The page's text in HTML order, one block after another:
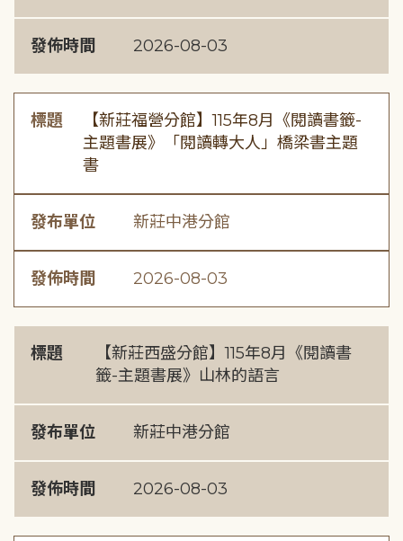
發佈時間 2026-08-03
標題
【新莊福營分館】115年8月《閱讀書籤-
主題書展》「閱讀轉大人」橋梁書主題
書
發布單位 新莊中港分館
發佈時間 2026-08-03
標題
【新莊西盛分館】115年8月《閱讀書
籤-主題書展》山林的語言
發布單位 新莊中港分館
發佈時間 2026-08-03